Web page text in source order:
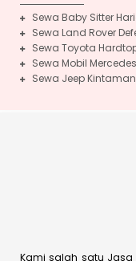
Sewa Baby Sitter
Sewa Land Rover
Sewa Toyota
Sewa Mobil
Sewa Jeep
Kami salah satu Jasa